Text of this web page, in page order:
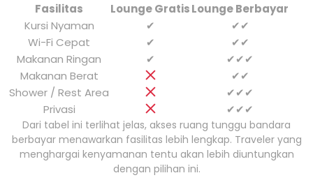
Fasilitas Lounge GratisLounge Berbayar
Kursi Nyaman
✔
✔✔
Wi-Fi Cepat
✔
✔✔
Makanan Ringan
✔
✔✔✔
Makanan Berat
✔✔
Shower / Rest Area
✔✔✔
Privasi
✔✔✔
Dari tabel ini terlihat jelas, akses ruang tunggu bandara
berbayar menawarkan fasilitas lebih lengkap. Traveler yang
menghargai kenyamanan tentu akan lebih diuntungkan
dengan pilihan ini.